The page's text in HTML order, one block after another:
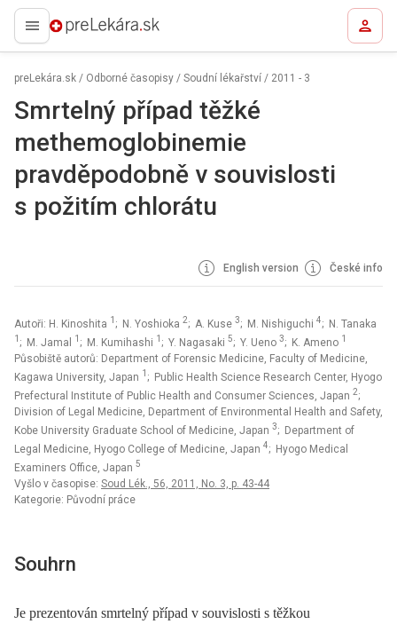
preLekára.sk
preLekára.sk / Odborné časopisy / Soudní lékařství / 2011 - 3
Smrtelný případ těžké
methemoglobinemie
pravděpodobně v souvislosti
s požitím chlorátu
English version České info
Autoři: H. Kinoshita 1 ; N. Yoshioka 2; A. Kuse 3; M. Nishiguchi 4; N. Tanaka
1 ; M. Jamal 1 ; M. Kumihashi 1 ; Y. Nagasaki 5; Y. Ueno 3; K. Ameno 1
Působiště autorů: Department of Forensic Medicine, Faculty of Medicine,
Kagawa University, Japan 1 ; Public Health Science Research Center, Hyogo
Prefectural Institute of Public Health and Consumer Sciences, Japan 2;
Division of Legal Medicine, Department of Environmental Health and Safety,
Kobe University Graduate School of Medicine, Japan 3; Department of
Legal Medicine, Hyogo College of Medicine, Japan 4; Hyogo Medical
Examiners Office, Japan 5
Vyšlo v časopise: Soud Lék., 56, 2011, No. 3, p. 43-44
Kategorie: Původní práce
Souhrn
Je prezentován smrtelný případ v souvislosti s těžkou